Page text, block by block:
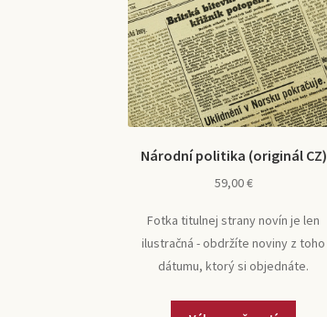
Národní politika (originál CZ)
59,00€
Fotka titulnej strany novín je len
ilustračná - obdržíte noviny z toho
dátumu, ktorý si objednáte.